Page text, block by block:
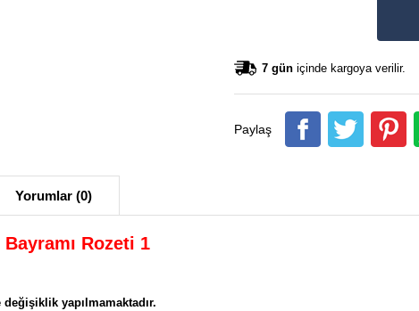
7 gün içinde kargoya verilir.
Paylaş
Yorumlar (0)
Rozeti 1
yapılmamaktadır.